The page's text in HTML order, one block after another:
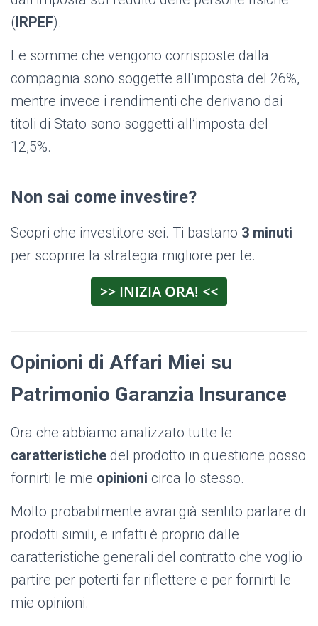
(IRPEF).
Le somme che vengono corrisposte dalla
compagnia sono soggette all’imposta del 26%,
mentre invece i rendimenti che derivano dai
titoli di Stato sono soggetti all’imposta del
12,5%.
Non sai come investire?
Scopri che investitore sei. Ti bastano 3 minuti
per scoprire la strategia migliore per te.
>> INIZIA ORA! <<
Opinioni di Affari Miei su
Patrimonio Garanzia Insurance
Ora che abbiamo analizzato tutte le
caratteristiche del prodotto in questione posso
fornirti le mie opinioni circa lo stesso.
Molto probabilmente avrai già sentito parlare di
prodotti simili, e infatti è proprio dalle
caratteristiche generali del contratto che voglio
partire per poterti far riflettere e per fornirti le
mie opinioni.